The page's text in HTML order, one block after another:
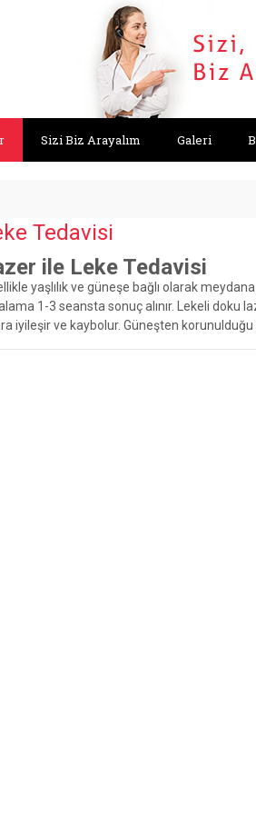
Sizi Biz Arayalım Galeri
Tedavisi
ile Leke Tedavisi
yaşlılık ve güneşe bağlı olarak
1-3 seansta sonuç alınır. Lekeli doku
iyileşir ve kaybolur. Güneşten